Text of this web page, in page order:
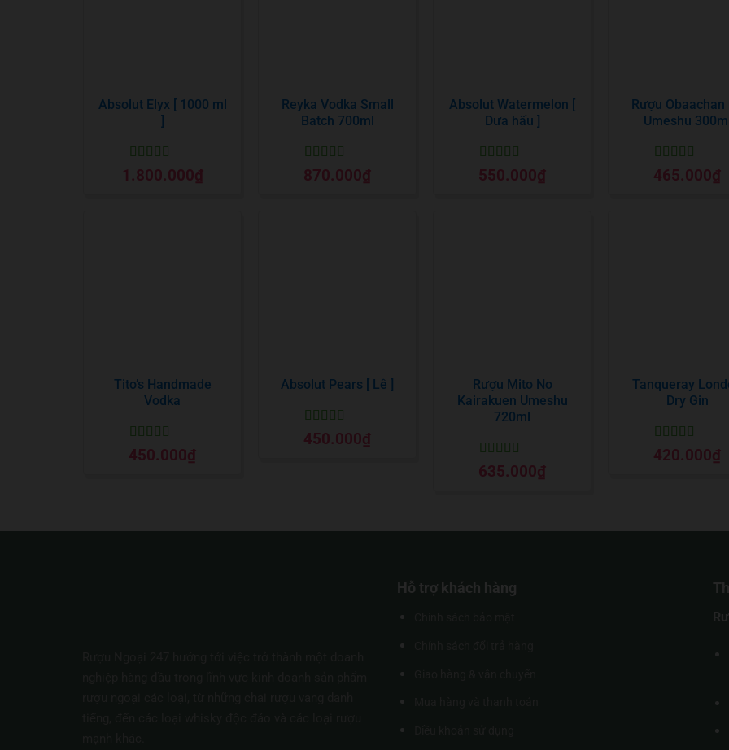
Absolut Elyx [ 1000 ml
Được xếp
hạng55 sao
1.800.000₫
Reyka Vodka Small
Batch 700ml
Được xếp
hạng55 sao
870.000₫
Absolut Watermelon [
Dưa hấu ]
Được xếp
hạng55 sao
550.000₫
Rượu Obaachan
Umeshu
Được xếp
hạng55 sao
465.000₫
Tito’s Handmade
Vodka
Được xếp
hạng55 sao
450.000₫
Absolut Pears [ Lê ]
Được xếp
hạng55 sao
450.000₫
Rượu Mito No
Kairakuen Umeshu
720ml
Được xếp
hạng55 sao
635.000₫
Tanqueray
Dry Gin
Được xếp
hạng55 sao
420.000₫
Hỗ trợ khách hàng